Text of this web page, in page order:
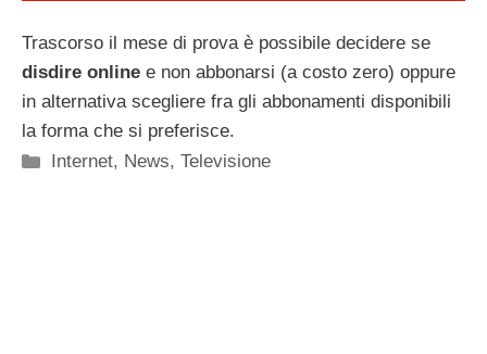
Trascorso il mese di prova è possibile decidere se
disdire online e non abbonarsi (a costo zero) oppure
in alternativa scegliere fra gli abbonamenti disponibili
la forma che si preferisce.
Categorie
Internet, News,Televisione